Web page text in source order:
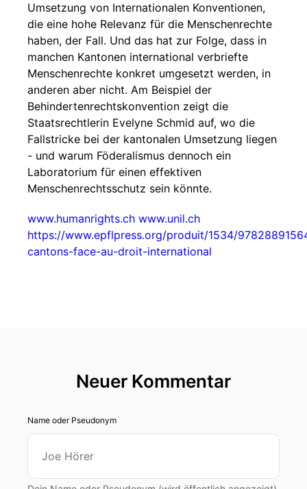
Umsetzung von Internationalen Konventionen,
die eine hohe Relevanz für die Menschenrechte
haben, der Fall. Und das hat zur Folge, dass in
manchen Kantonen international verbriefte
Menschenrechte konkret umgesetzt werden, in
anderen aber nicht. Am Beispiel der
Behindertenrechtskonvention zeigt die
Staatsrechtlerin Evelyne Schmid auf, wo die
Fallstricke bei der kantonalen Umsetzung liegen
- und warum Föderalismus dennoch ein
Laboratorium für einen effektiven
Menschenrechtsschutz sein könnte.
www.humanrights.ch www.unil.ch
https://www.epflpress.org/produit/1534/
cantons-face-au-droit-international
Neuer Kommentar
Name oder Pseudonym